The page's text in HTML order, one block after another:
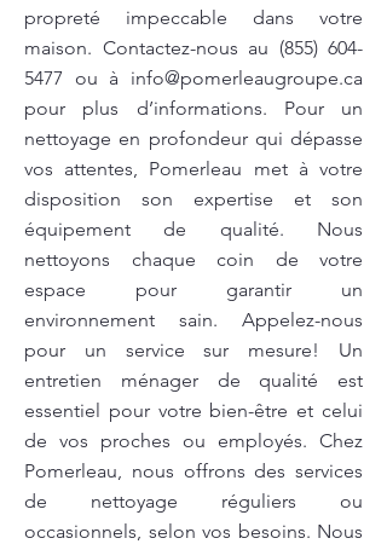
propreté impeccable dans votre
maison. Contactez-nous au (855) 604-
5477 ou à info@pomerleaugroupe.ca
pour plus d’informations. Pour un
nettoyage en profondeur qui dépasse
vos attentes, Pomerleau met à votre
disposition son expertise et son
équipement de qualité. Nous
nettoyons chaque coin de votre
espace pour garantir un
environnement sain. Appelez-nous
pour un service sur mesure! Un
entretien ménager de qualité est
essentiel pour votre bien-être et celui
de vos proches ou employés. Chez
Pomerleau, nous offrons des services
de nettoyage réguliers ou
occasionnels, selon vos besoins. Nous